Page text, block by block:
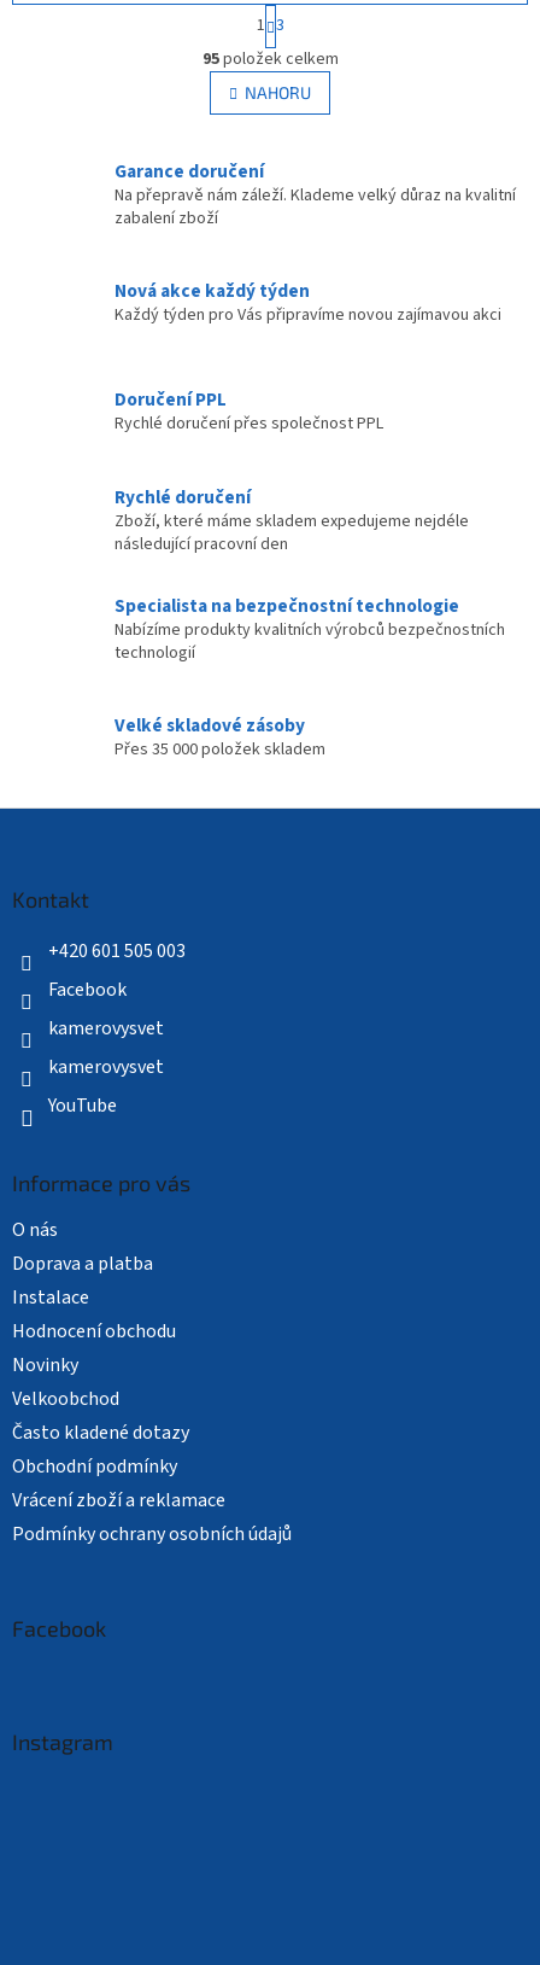
O
v
l
á
c
í
v
k
y
i
s
S
t
r
á
n
k
n
1 3
95položek celkem
NAHORU
Garance doručení
Na přepravě nám záleží. Klademe velký důraz na kvalitní
zabalení zboží
Nová akce každý týden
Každý týden pro Vás připravíme novou zajímavou akci
Doručení PPL
Rychlé doručení přes společnost PPL
Rychlé doručení
Zboží, které máme skladem expedujeme nejdéle
následující pracovní den
Specialista na bezpečnostní technologie
Nabízíme produkty kvalitních výrobců bezpečnostních
technologií
Velké skladové zásoby
Přes 35 000 položek skladem
Kontakt
+420 601 505 003
Facebook
kamerovysvet
kamerovysvet
YouTube
Informace pro vás
O nás
Doprava a platba
Instalace
Hodnocení obchodu
Novinky
Velkoobchod
Často kladené dotazy
Obchodní podmínky
Vrácení zboží a reklamace
Podmínky ochrany osobních údajů
Facebook
Instagram